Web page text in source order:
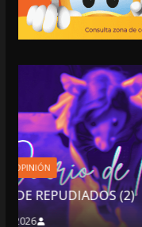
“NO
8 agosto,